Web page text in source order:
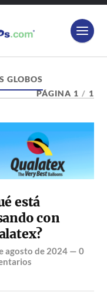
GLOBOS
PÁGINA 1 / 1
está
con
agosto de 2024 —0